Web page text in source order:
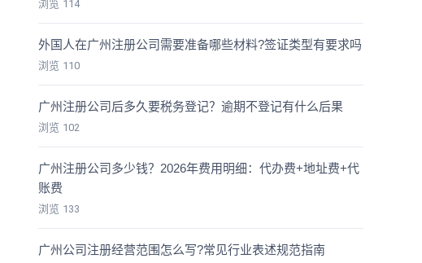
浏览 114
外国人在广州注册公司需要准备哪些材料?签证类型有要求吗
浏览 110
广州注册公司后多久要税务登记？逾期不登记有什么后果
浏览 102
广州注册公司多少钱？2026年费用明细：代办费+地址费+代
账费
浏览 133
广州公司注册经营范围怎么写?常见行业表述规范指南